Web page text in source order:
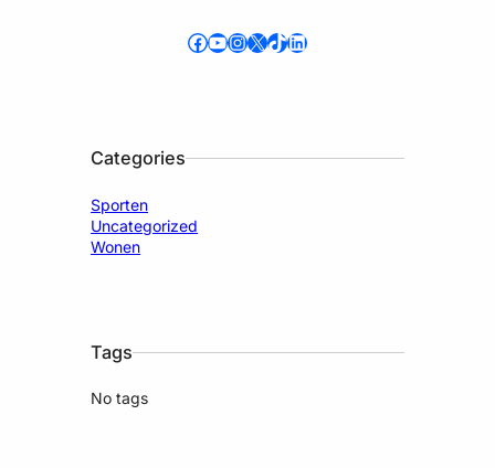
Facebook YouTube InstagramX TikTok LinkedIn
Categories
Sporten
Uncategorized
Wonen
Tags
No tags